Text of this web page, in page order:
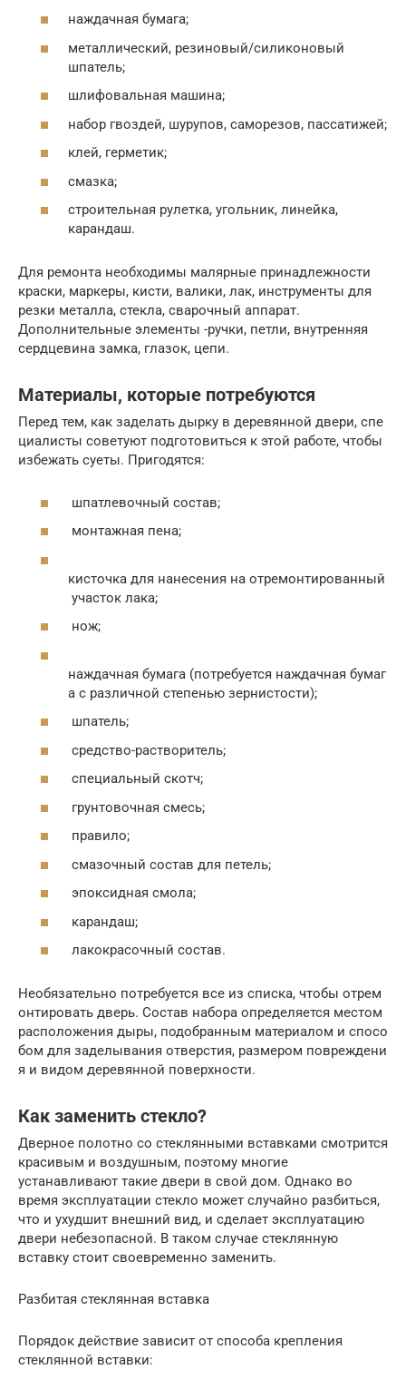
наждачная бумага;
металлический, резиновый/силиконовый
шпатель;
шлифовальная машина;
набор гвоздей, шурупов, саморезов, пассатижей;
клей, герметик;
смазка;
строительная рулетка, угольник, линейка,
карандаш.
Для ремонта необходимы малярные принадлежности
краски, маркеры, кисти, валики, лак, инструменты для
резки металла, стекла, сварочный аппарат.
Дополнительные элементы -ручки, петли, внутренняя
сердцевина замка, глазок, цепи.
Материалы, которые потребуются
Перед тем, как заделать дырку в деревянной двери, спе
циалисты советуют подготовиться к этой работе, чтобы
избежать суеты. Пригодятся:
шпатлевочный состав;
монтажная пена;
кисточка для нанесения на отремонтированный
участок лака;
нож;
наждачная бумага (потребуется наждачная бумаг
а с различной степенью зернистости);
шпатель;
средство-растворитель;
специальный скотч;
грунтовочная смесь;
правило;
смазочный состав для петель;
эпоксидная смола;
карандаш;
лакокрасочный состав.
Необязательно потребуется все из списка, чтобы отрем
онтировать дверь. Состав набора определяется местом
расположения дыры, подобранным материалом и спосо
бом для заделывания отверстия, размером повреждени
я и видом деревянной поверхности.
Как заменить стекло?
Дверное полотно со стеклянными вставками смотрится
красивым и воздушным, поэтому многие
устанавливают такие двери в свой дом. Однако во
время эксплуатации стекло может случайно разбиться,
что и ухудшит внешний вид, и сделает эксплуатацию
двери небезопасной. В таком случае стеклянную
вставку стоит своевременно заменить.
Разбитая стеклянная вставка
Порядок действие зависит от способа крепления
стеклянной вставки: